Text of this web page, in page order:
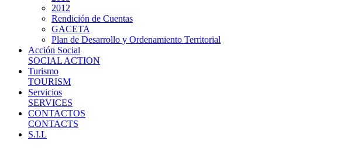
2012
Rendición de Cuentas
GACETA
Plan de Desarrollo y Ordenamiento Territorial
Acción Social
SOCIAL ACTION
Turismo
TOURISM
Servicios
SERVICES
CONTACTOS
CONTACTS
S.I.L